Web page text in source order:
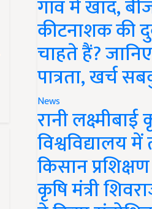
गांव में खाद,
कीटनाशक की
चाहते हैं?
पात्रता, खर्च
News
रानी लक्ष्मीबाई
विश्वविद्यालय
किसान
कृषि मंत्री